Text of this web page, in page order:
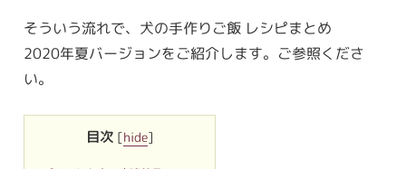
そういう流れで、犬の手作りご飯 レシピまとめ
2020年夏バージョンをご紹介します。ご参照くださ
い。
目次 [hide]